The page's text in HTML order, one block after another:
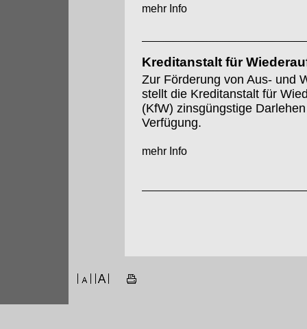
mehr Info
Kreditanstalt für
Zur Förderung von Aus- und
stellt die Kreditanstalt für
(KfW) zinsgüngstige
Verfügung.
mehr Info